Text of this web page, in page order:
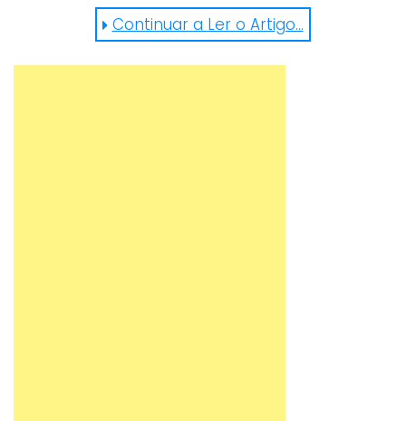
tal como pode conferir abaixo. Se tivesse um
carro destes, aventurava-se desta forma?
Continuar a Ler o Artigo...